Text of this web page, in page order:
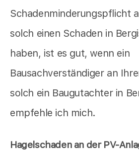
Schadenminderungspflicht
solch einen Schaden in
haben, ist es gut, wenn ein
Bausachverständiger an
solch ein Baugutachter in
empfehle ich mich.
Hagelschaden an der PV-